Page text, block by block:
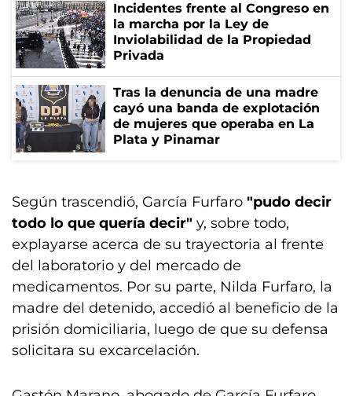
Incidentes frente al Congreso en
la marcha por la Ley de
Inviolabilidad de la Propiedad
Privada
Tras la denuncia de una madre
cayó una banda de explotación
de mujeres que operaba en La
Plata y Pinamar
Según trascendió, García Furfaro "pudo decir
todo lo que quería decir" y, sobre todo,
explayarse acerca de su trayectoria al frente
del laboratorio y del mercado de
medicamentos. Por su parte, Nilda Furfaro, la
madre del detenido, accedió al beneficio de la
prisión domiciliaria, luego de que su defensa
solicitara su excarcelación.